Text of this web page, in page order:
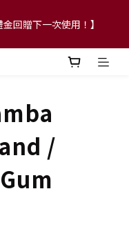
品即享88折】
回贈下一次使用！】
產品即享88折】
/